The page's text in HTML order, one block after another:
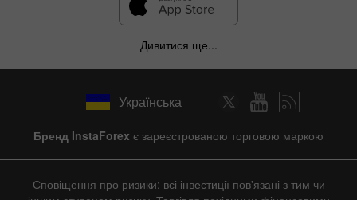
Дивитися ще...
Українська
Бренд InstaForex є зареєстрованою торговою маркою
Сповіщення про ризики: всі інвестиції пов'язані з тим чи